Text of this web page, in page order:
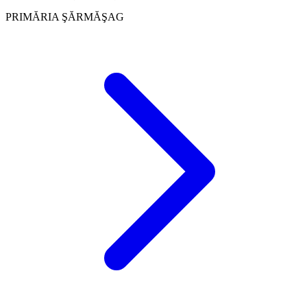
PRIMĂRIA ŞĂRMĂŞAG